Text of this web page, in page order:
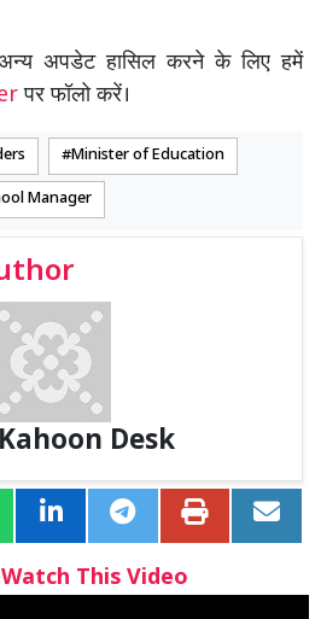
अपडेट हासिल करने के लिए हमें
पर फॉलो करें।
Minister of Education
Manager
Desk
This Video